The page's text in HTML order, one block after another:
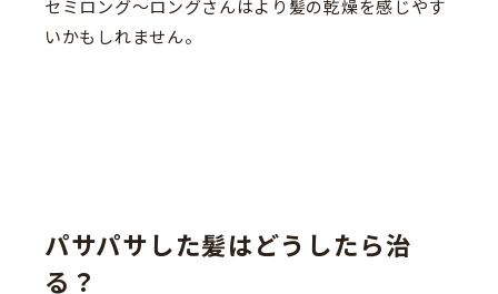
セミロング〜ロングさんはより髪の乾燥を感じやす
いかもしれません。
パサパサした髪はどうしたら治
る？